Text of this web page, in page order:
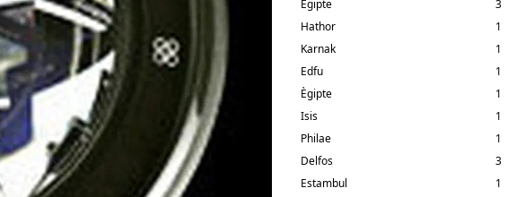
Egipte
3
Hathor
1
Karnak
1
Edfu
1
Ègipte
1
Isis
1
Philae
1
Delfos
3
Estambul
1